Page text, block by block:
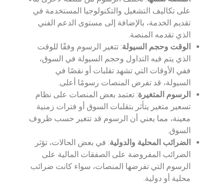
على تكاليف التشغيل والتكنولوجيا المستخدمة في
تقديم الخدمة، بالإضافة إلى مستوى الدعم الفني
الذي تقدمه المنصة.
الوقت وحجم السيولة: تتغير الرسوم وفقًا للوقت
الذي يتم فيه التداول وحجم السيولة في السوق،
ففي الأوقات التي تشهد تقلبات أو نقصًا في
السيولة، قد تفرض المنصات رسومًا أعلى.
الرسوم المتغيرة: تعتمد بعض المنصات على نظام
تسعير متغير يتأثر بتقلبات السوق أو فترات زمنية
معينة، مما يعني أن الرسوم قد تتغير حسب ظروف
السوق.
الضرائب المحلية والدولية: في بعض الحالات، تؤثر
الضرائب المفروضة على الصفقات المالية على
الرسوم التي تفرضها المنصات، سواء كانت ضرائب
محلية أو دولية.